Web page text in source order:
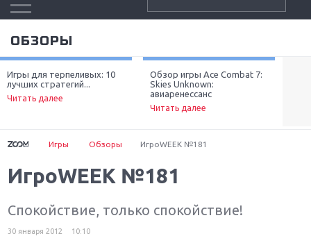
ОБЗОРЫ
Игры для терпеливых: 10
лучших стратегий...
Читать далее
Обзор игры Ace Combat 7:
Skies Unknown:
авиаренессанс
Читать далее
Игры Обзоры ИгроWEEK №181
ИгроWEEK №181
Спокойствие, только спокойствие!
30 января 2012 10:10